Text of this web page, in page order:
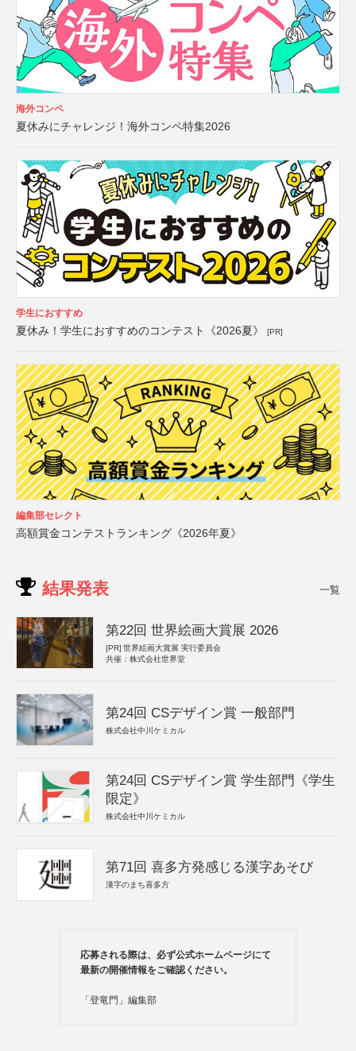
海外コンペ
夏休みにチャレンジ！海外コンペ特集2026
学生におすすめ
夏休み！学生におすすめのコンテスト《2026夏》 [PR]
編集部セレクト
高額賞金コンテストランキング《2026年夏》
結果発表 一覧
第22回 世界絵画大賞展 2026
[PR] 世界絵画大賞展 実行委員会
共催：株式会社世界堂
第24回 CSデザイン賞 一般部門
株式会社中川ケミカル
第24回 CSデザイン賞 学生部門《学生
限定》
株式会社中川ケミカル
第71回 喜多方発感じる漢字あそび
漢字のまち喜多方
応募される際は、必ず公式ホームページにて
最新の開催情報をご確認ください。
「登竜門」編集部